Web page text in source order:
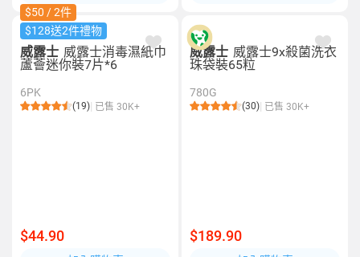
$50 / 2件
$128送2件禮物
威露士 威露士消毒濕紙巾
蘆薈迷你裝7片*6
6PK
(19) 已售 30K+
$44.90
威露士 威露士9x殺菌洗衣
珠袋裝65粒
780G
(30) 已售 30K+
$189.90